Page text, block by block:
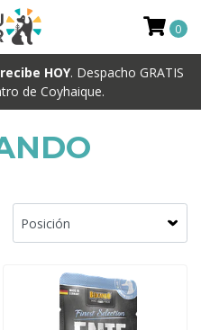
recibe HOY. Despacho GRATIS
de Coyhaique.
0